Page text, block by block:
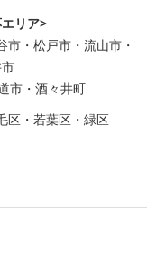
リア>
・松戸市・流山市・
市・酒々井町
区・若葉区・緑区